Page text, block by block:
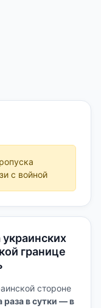
с войной
границе
стороне
раза в сутки — в